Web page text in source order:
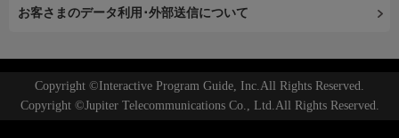
お客さまのデータ利用･外部送信について
Copyright ©Interactive Program Guide, Inc.All Rights Reserved.
Copyright ©Jupiter Telecommunications Co., Ltd.All Rights Reserved.